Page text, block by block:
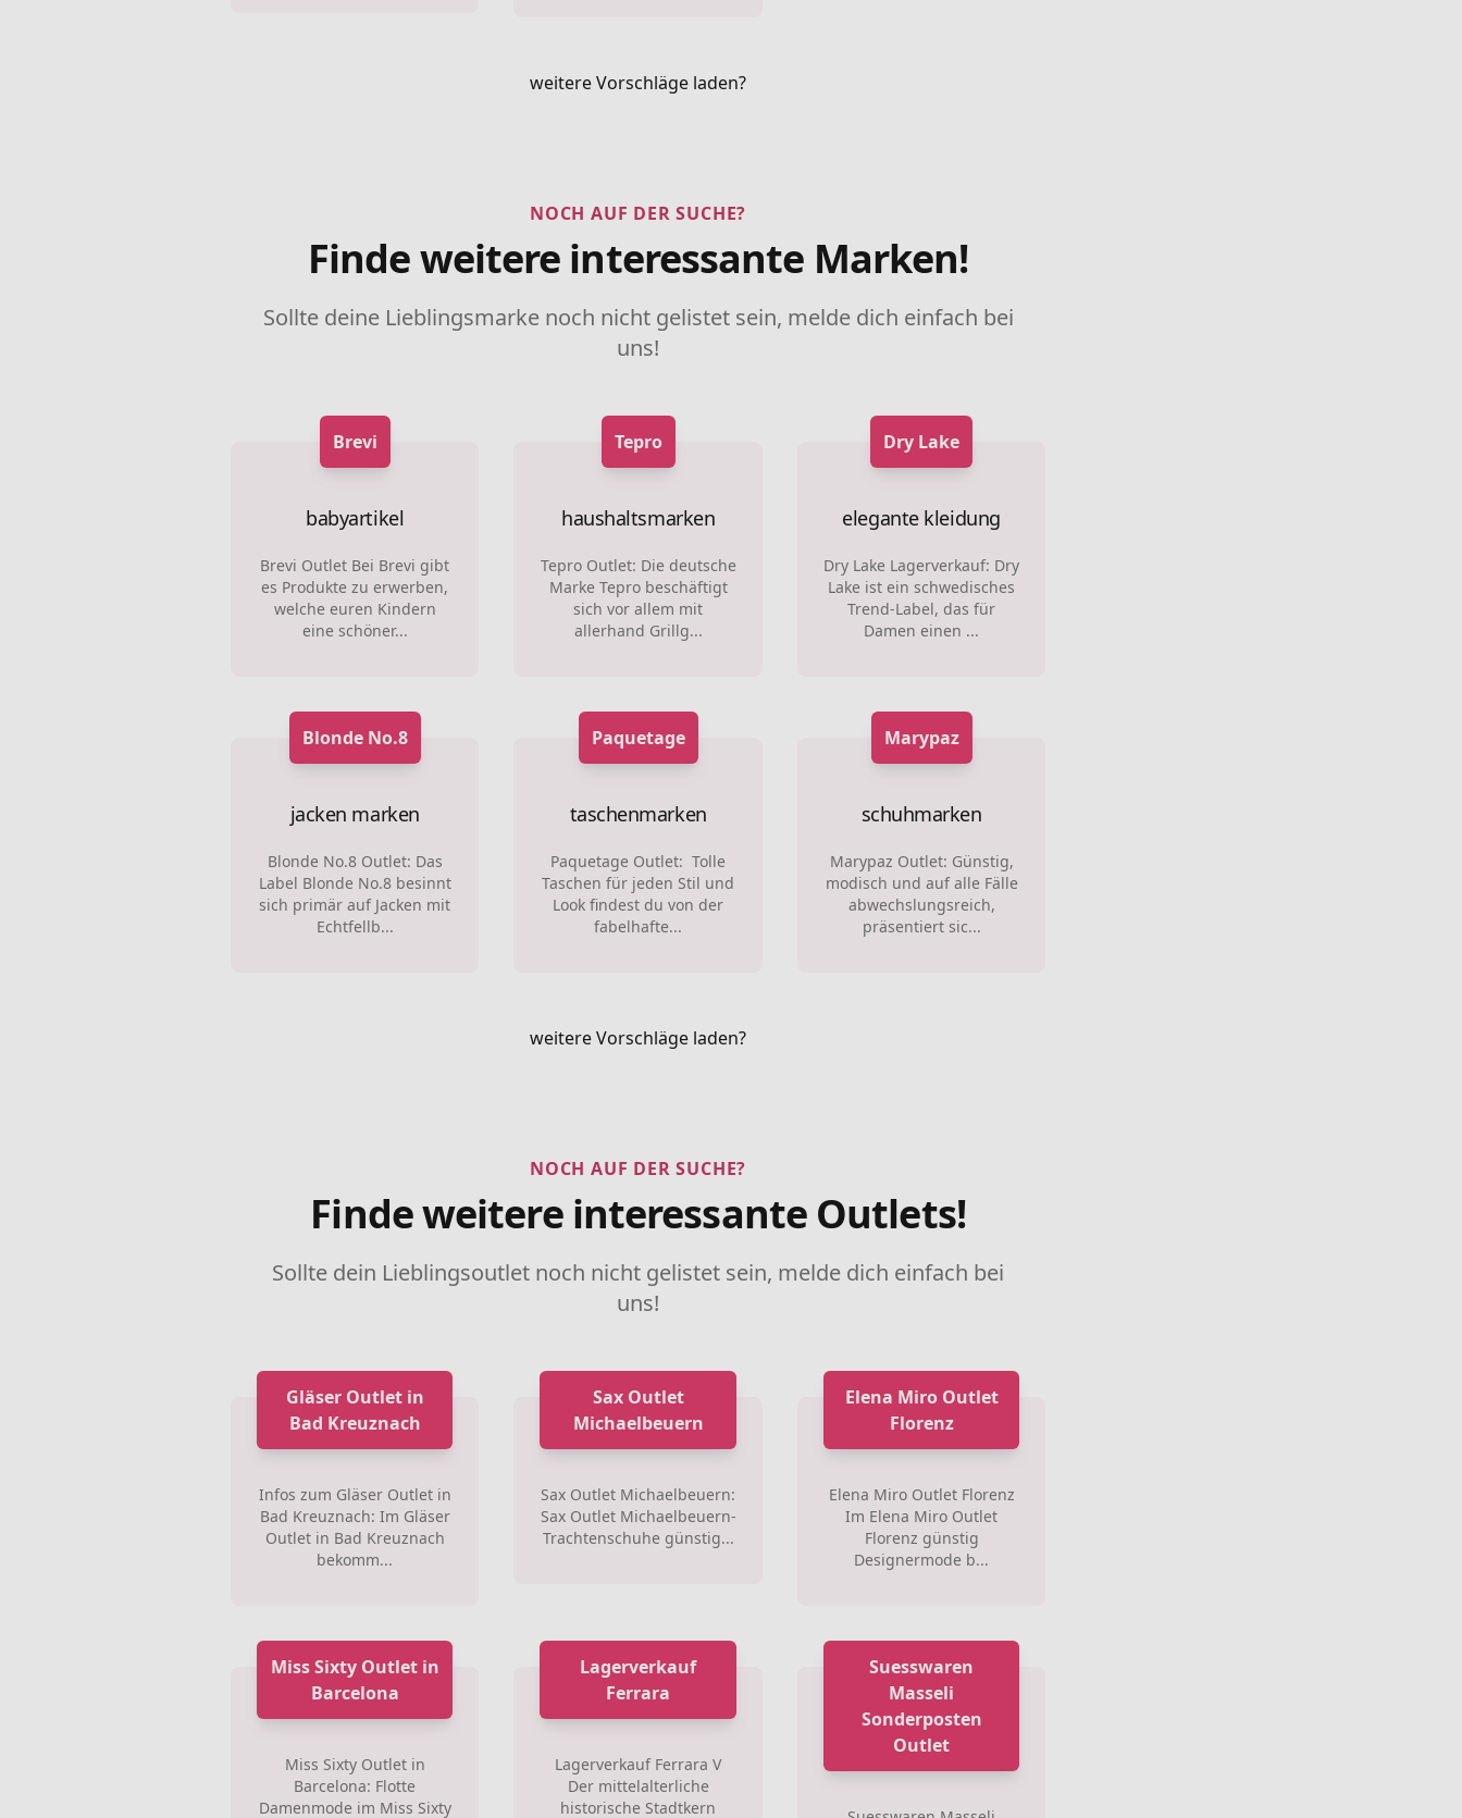
weitere Vorschläge laden?
NOCH AUF DER SUCHE?
Finde weitere interessante Marken!
Sollte deine Lieblingsmarke noch nicht gelistet sein, melde dich einfach bei
uns!
Brevi
babyartikel
Brevi Outlet Bei Brevi gibt
es Produkte zu erwerben,
welche euren Kindern
eine schöner...
Tepro
haushaltsmarken
Tepro Outlet: Die deutsche
Marke Tepro beschäftigt
sich vor allem mit
allerhand Grillg...
Dry Lake
elegante kleidung
Dry Lake Lagerverkauf: Dry
Lake ist ein schwedisches
Trend-Label, das für
Damen einen ...
Blonde No.8
jacken marken
Blonde No.8 Outlet: Das
Label Blonde No.8 besinnt
sich primär auf Jacken mit
Echtfellb...
Paquetage
taschenmarken
Paquetage Outlet: Tolle
Taschen für jeden Stil und
Look findest du von der
fabelhafte...
Marypaz
schuhmarken
Marypaz Outlet: Günstig,
modisch und auf alle Fälle
abwechslungsreich,
präsentiert sic...
weitere Vorschläge laden?
NOCH AUF DER SUCHE?
Finde weitere interessante Outlets!
Sollte dein Lieblingsoutlet noch nicht gelistet sein, melde dich einfach bei
uns!
Gläser Outlet in
Bad Kreuznach
Infos zum Gläser Outlet in
Bad Kreuznach: Im Gläser
Outlet in Bad Kreuznach
bekomm...
Sax Outlet
Michaelbeuern
Sax Outlet Michaelbeuern:
Sax Outlet Michaelbeuern-
Trachtenschuhe günstig...
Elena Miro Outlet
Florenz
Elena Miro Outlet Florenz
Im Elena Miro Outlet
Florenz günstig
Designermode b...
Miss Sixty Outlet in
Barcelona
Miss Sixty Outlet in
Barcelona: Flotte
Damenmode im Miss Sixty
Lagerverkauf
Ferrara
Lagerverkauf Ferrara V
Der mittelalterliche
historische Stadtkern
Suesswaren
Masseli
Sonderposten
Outlet